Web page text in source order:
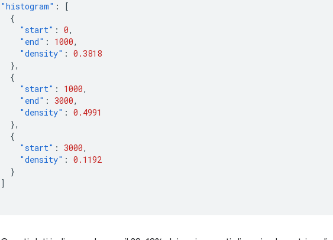
"histogram" :
[
{
"start" : 0,
"end" : 1000,
"density" : 0.3818
},
{
"start" : 1000,
"end" : 3000,
"density" : 0.4991
},
{
"start" : 3000,
"density" : 0.1192
}
]